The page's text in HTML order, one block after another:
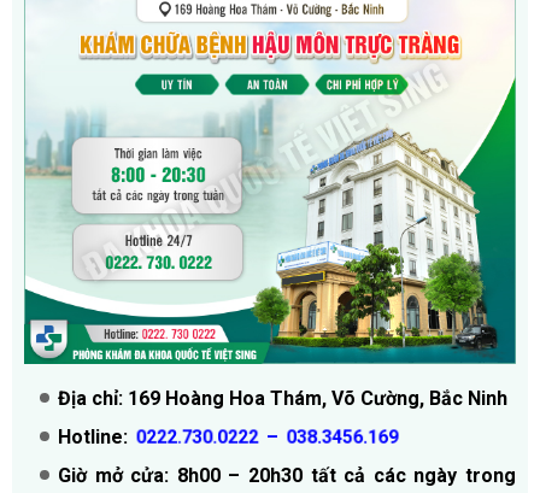
Địa chỉ: 169 Hoàng Hoa Thám, Võ Cường, Bắc Ninh
Hotline: 0222.730.0222 – 038.3456.169
Giờ mở cửa: 8h00 – 20h30 tất cả các ngày trong